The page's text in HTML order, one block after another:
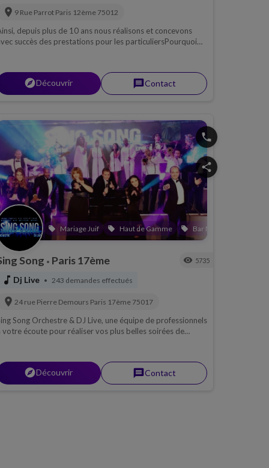
location_on 9 Rue Parrot Paris 12ème 75012
depuis plus de 10 ans nous réalisons et concevons
succès des prestations pour les particuliersPourquoi
explorerDécouvrir messageContact
local_offer Mariage Juif local_offer Haut de Gamme local_offer Bar Mitzvah
phone
share
Song • Paris 17ème visibility 5735
music_note Dj Live • 243 demandes effectués
location_on 24 rue Pierre Demours Paris 17ème 75017
Song Orchestre & DJ Live, une équipe de professionnels
votre écoute pour réaliser vos plus belles soirées de
explorerDécouvrir messageContact